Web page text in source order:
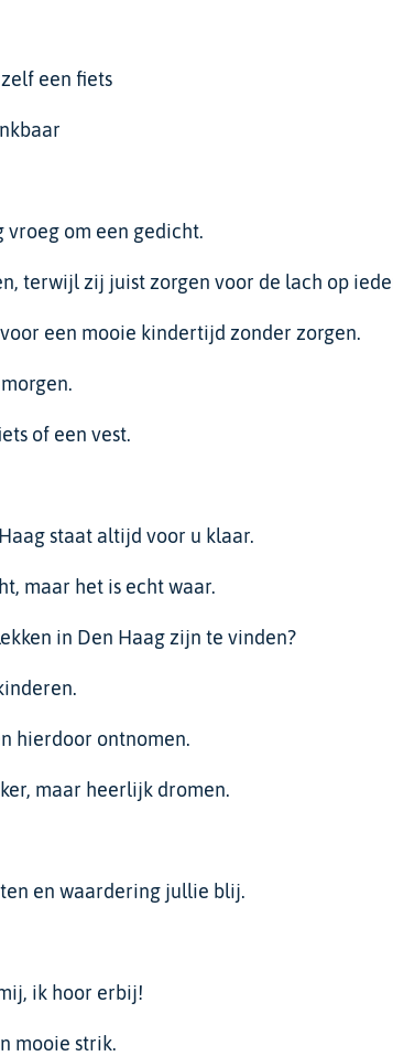
een fiets
vroeg om een gedicht.
terwijl zij juist zorgen voor de lach op
een mooie kindertijd zonder zorgen.
of een vest.
staat altijd voor u klaar.
maar het is echt waar.
in Den Haag zijn te vinden?
hierdoor ontnomen.
maar heerlijk dromen.
en waardering jullie blij.
ik hoor erbij!
mooie strik.